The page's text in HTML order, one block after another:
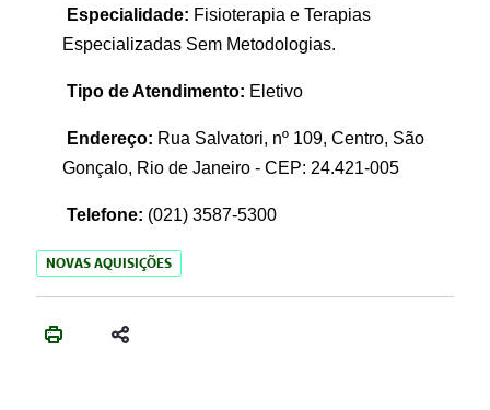
Especialidade: Fisioterapia e Terapias
Especializadas Sem Metodologias.
Tipo de Atendimento: Eletivo
Endereço: Rua Salvatori, nº 109, Centro, São
Gonçalo, Rio de Janeiro - CEP: 24.421-005
Telefone: (021) 3587-5300
NOVAS AQUISIÇÕES